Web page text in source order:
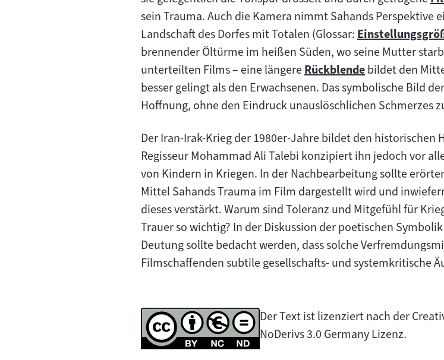
sein Trauma. Auch die Kamera nimmt Sahands
Landschaft des Dorfes mit Totalen (Glossar:Zum
Inhalt:
brennender Öltürme im heißen Süden, wo seine Mutter
unterteilten Films – eine längereZum
Inhalt:
Rückblendebildet den
besser gelingt als den Erwachsenen. Das symbolische Bild
Hoffnung, ohne den Eindruck unauslöschlichen Schmerzes
Der Iran-Irak-Krieg der 1980er-Jahre bildet den historischen
Regisseur Mohammad Ali Talebi konzipiert ihn jedoch vor
von Kindern in Kriegen. In der Nachbearbeitung sollte
Mittel Sahands Trauma im Film dargestellt wird und
dieses verstärkt. Warum sind Toleranz und Mitgefühl für
Trauer so wichtig? In der Diskussion der poetischen
Deutung sollte bedacht werden, dass solche
Filmschaffenden subtile gesellschafts- und systemkritische
Der Text ist lizenziert nach der
NoDerivs 3.0 Germany Lizenz.